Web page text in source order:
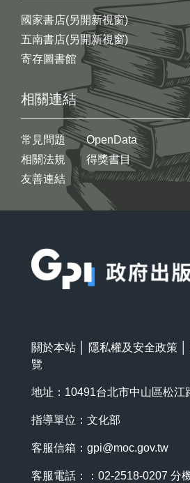
國家書店(另開新視窗)
五南書店(另開新視窗)
寄存圖書館
相關連結
常見問題
相關法規
友善連結
OpenData
得獎書目
關於本站 隱私權及安全政策
覽
地址：10491台北市中山區松江
指導單位：文化部
客服信箱： gpi@moc.gov.tw
客服電話：：02-2518-0207 分